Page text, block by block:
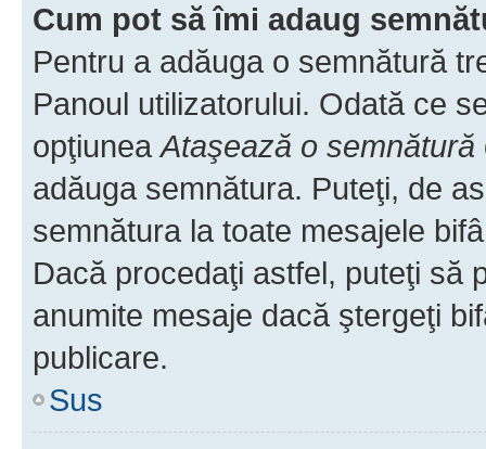
Cum pot să îmi adaug
Pentru a adăuga o semnătură
Panoul utilizatorului. Odată ce
opţiuneaAtaşează o semnătură
adăuga semnătura. Puteţi, de
semnătura la toate mesajele
Dacă procedaţi astfel, puteţi să
anumite mesaje dacă ştergeţi
publicare.
Sus